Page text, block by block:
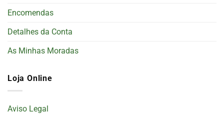
Encomendas
Detalhes da Conta
As Minhas Moradas
Loja Online
Aviso Legal